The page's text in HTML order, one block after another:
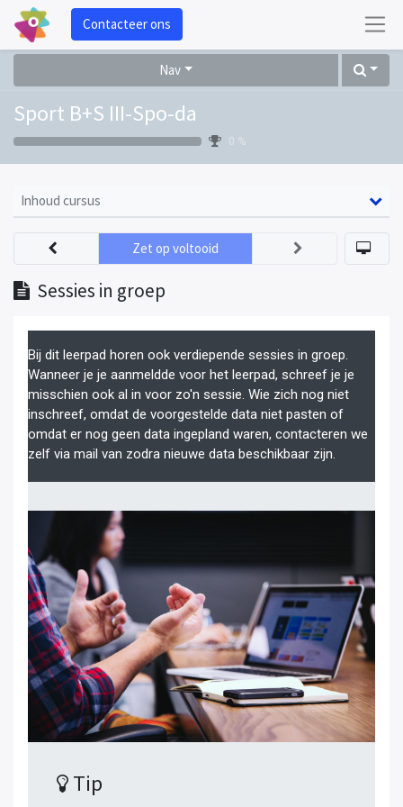
Contacteer ons
Nav
Sport B+S III-Spo-da
0 %
Inhoud cursus
Sessies in groep
Zet op voltooid
Bij dit leerpad horen ook verdiepende sessies in groep.
Wanneer je je aanmeldde voor het leerpad, schreef je je
misschien ook al in voor zo'n sessie. Wie zich nog niet
inschreef, omdat de voorgestelde data niet pasten of
omdat er nog geen data ingepland waren, contacteren we
zelf via mail van zodra nieuwe data beschikbaar zijn.
Tip